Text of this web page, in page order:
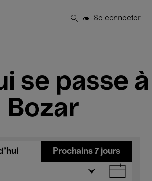
Rechercher
Se connecter
se passe à
Bozar
Prochains 7 jours